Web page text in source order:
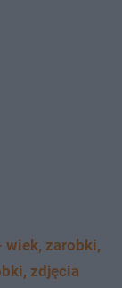
wiek, zarobki,
zdjęcia